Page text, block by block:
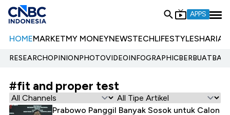
APPS
HOMEMARKETMY MONEYNEWSTECHLIFESTYLESHARIA
RESEARCHOPINIONPHOTOVIDEOINFOGRAPHIC
#fit and proper test
Prabowo Panggil Banyak Sosok untuk Calon